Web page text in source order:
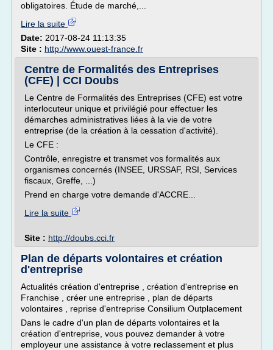
obligatoires. Étude de marché,...
Lire la suite
Date: 2017-08-24 11:13:35
Site : http://www.ouest-france.fr
Centre de Formalités des Entreprises
(CFE) | CCI Doubs
Le Centre de Formalités des Entreprises (CFE) est votre
interlocuteur unique et privilégié pour effectuer les
démarches administratives liées à la vie de votre
entreprise (de la création à la cessation d'activité).
Le CFE :
Contrôle, enregistre et transmet vos formalités aux
organismes concernés (INSEE, URSSAF, RSI, Services
fiscaux, Greffe, ...)
Prend en charge votre demande d'ACCRE...
Lire la suite
Site : http://doubs.cci.fr
Plan de départs volontaires et création
d'entreprise
Actualités création d'entreprise , création d'entreprise en
Franchise , créer une entreprise , plan de départs
volontaires , reprise d'entreprise Consilium Outplacement
Dans le cadre d'un plan de départs volontaires et la
création d'entreprise, vous pouvez demander à votre
employeur une assistance à votre reclassement et plus